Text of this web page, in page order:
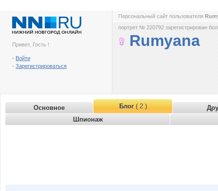
Привет, Гость !
- Войти
- Зарегистрироваться
Персональный сайт пользователя
портрет № 220792 зарегистрирован
Rumyana
Основное Блог( 2 )
Шпионаж